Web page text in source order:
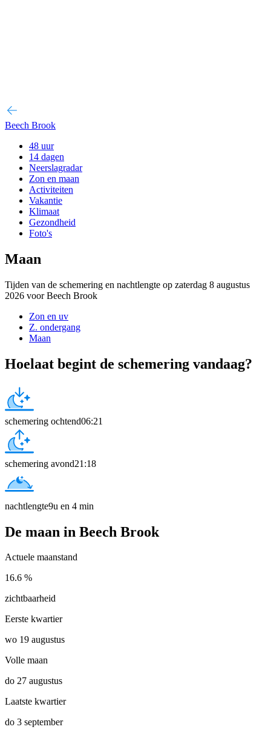
Beech Brook
48 uur
14 dagen
Neerslagradar
Zon en maan
Activiteiten
Vakantie
Klimaat
Gezondheid
Foto's
Maan
Tijden van de schemering en nachtlengte op zaterdag 8 augustus
2026 voor Beech Brook
Zon en uv
Z. ondergang
Maan
Hoelaat begint de schemering vandaag?
schemering ochtend06:21
schemering avond21:18
nachtlengte9u en 4 min
De maan in Beech Brook
Actuele maanstand
16.6 %
zichtbaarheid
Eerste kwartier
wo 19 augustus
Volle maan
do 27 augustus
Laatste kwartier
do 3 september